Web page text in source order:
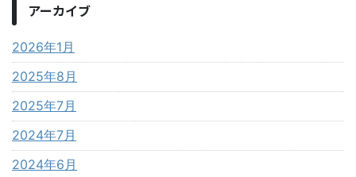
アーカイブ
2026年1月
2025年8月
2025年7月
2024年7月
2024年6月